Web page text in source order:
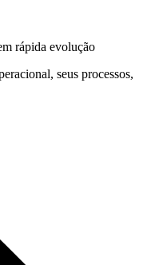
rápida evolução
seus processos,